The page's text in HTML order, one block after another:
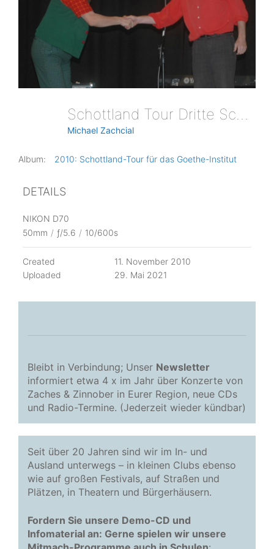
Schottland Tour Dritte Schule Shake
Michael Zachcial
Album: 2010: Schottland-Tour für das Goethe-Institut
DETAILS
NIKON D70
50mm / ƒ/5.6 / 10/600s
Created
11. November 2010
Uploaded
29. Mai 2021
Bleibt in Verbindung; Unser Newsletter
informiert etwa 4 x im Jahr über Konzerte von
Zaches & Zinnober in Eurer Region, neue CDs
und Radio-Termine. (Jederzeit wieder kündbar)
Seit über 20 Jahren sind wir im In- und
Ausland unterwegs – in kleinen Clubs ebenso
wie auf großen Festivals, auf Straßen und
Plätzen, in Theatern und Bürgerhäusern.
Fordern Sie unsere Demo-CD und
Infomaterial an: Gerne spielen wir unsere